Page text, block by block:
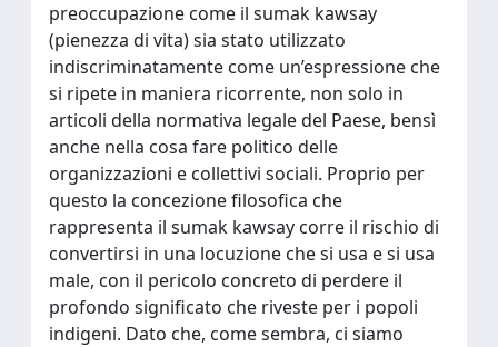
preoccupazione come il sumak kawsay
(pienezza di vita) sia stato utilizzato
indiscriminatamente come un’espressione che
si ripete in maniera ricorrente, non solo in
articoli della normativa legale del Paese, bensì
anche nella cosa fare politico delle
organizzazioni e collettivi sociali. Proprio per
questo la concezione filosofica che
rappresenta il sumak kawsay corre il rischio di
convertirsi in una locuzione che si usa e si usa
male, con il pericolo concreto di perdere il
profondo significato che riveste per i popoli
indigeni. Dato che, come sembra, ci siamo